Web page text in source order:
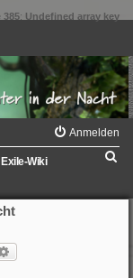
385: Undefined array key
Anmelden
Exile-Wiki